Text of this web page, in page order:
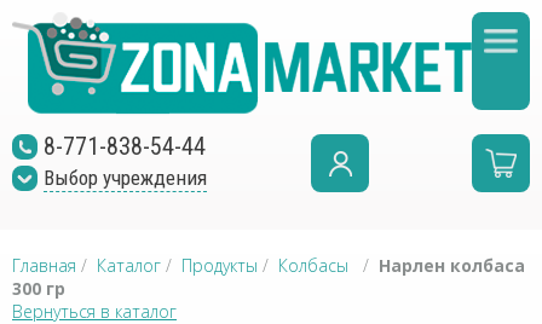
8-771-838-54-44
Выбор учреждения
Главная / Каталог / Продукты / Колбасы / Нарлен колбаса
300 гр
Вернуться в каталог